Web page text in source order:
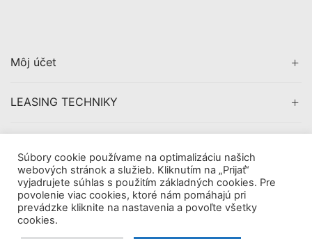
Môj účet
LEASING TECHNIKY
Copyright © 2019AVDigital, s.r.o. . All Rights Reserved.
Súbory cookie používame na optimalizáciu našich
webových stránok a služieb. Kliknutím na „Prijať“
vyjadrujete súhlas s použitím základných cookies. Pre
povolenie viac cookies, ktoré nám pomáhajú pri
prevádzke kliknite na nastavenia a povoľte všetky
cookies.